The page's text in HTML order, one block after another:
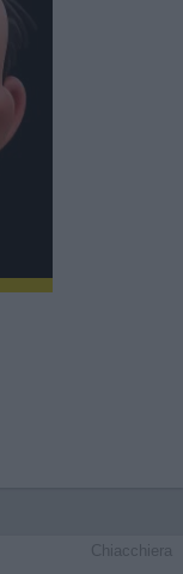
Chiacchiera